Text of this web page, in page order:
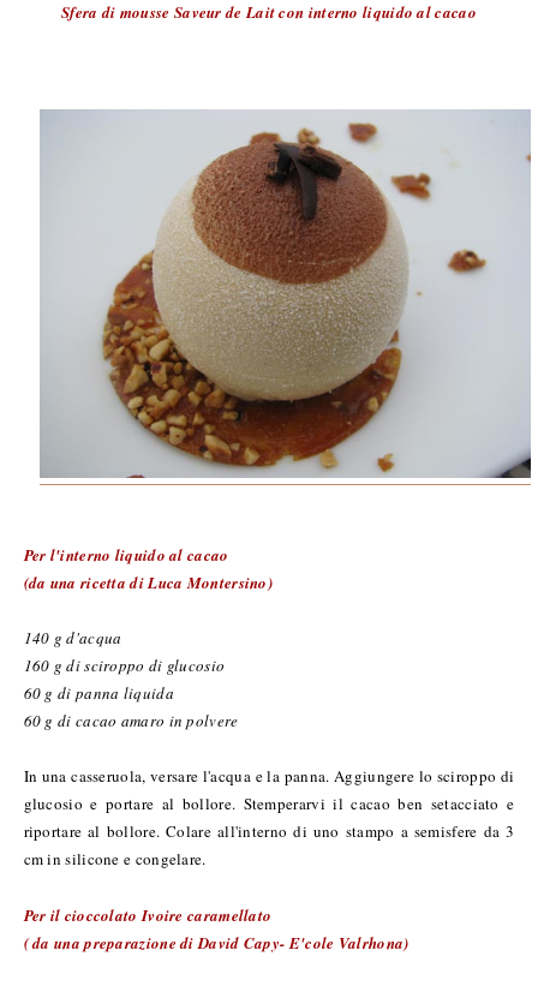
Sfera di mousse Saveur de Lait con interno liquido al cacao
Per l'interno liquido al cacao
(da una ricetta di Luca Montersino)
140 g d'acqua
160 g di sciroppo di glucosio
60 g di panna liquida
60 g di cacao amaro in polvere
In una casseruola, versare l'acqua e la panna. Aggiungere lo sciroppo di
glucosio e portare al bollore. Stemperarvi il cacao ben setacciato e
riportare al bollore. Colare all'interno di uno stampo a semisfere da 3
cm in silicone e congelare.
Per il cioccolato Ivoire caramellato
( da una preparazione di David Capy- E'cole Valrhona)